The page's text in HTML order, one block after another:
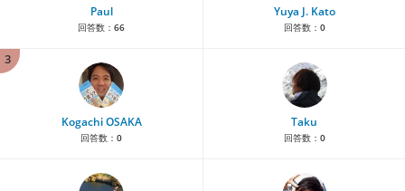
Paul
回答数： 66
Yuya J. Kato
回答数： 0
3
Kogachi OSAKA
回答数： 0
Taku
回答数： 0